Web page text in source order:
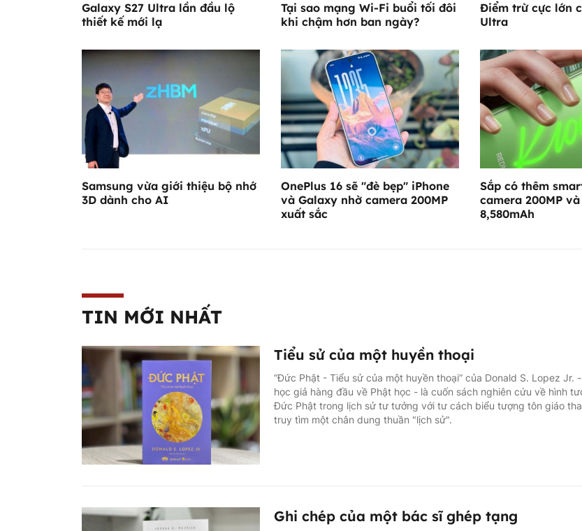
Galaxy S27 Ultra lần đầu lộ
thiết kế mới lạ
Tại sao mạng Wi-Fi buổi tối đôi
khi chậm hơn ban ngày?
Điểm trừ cực lớn
Ultra
Samsung vừa giới thiệu bộ nhớ
3D dành cho AI
OnePlus 16 sẽ "đè bẹp" iPhone
và Galaxy nhờ camera 200MP
xuất sắc
Sắp có thêm
camera 200MP
8,580mAh
TIN MỚI NHẤT
Tiểu sử của một huyền thoại
“Đức Phật - Tiểu sử của một huyền thoại” của Donald S. Lopez Jr.
học giả hàng đầu về Phật học - là cuốn sách nghiên cứu về hình
Đức Phật trong lịch sử tư tưởng với tư cách biểu tượng tôn giáo
truy tìm một chân dung thuần "lịch sử".
Ghi chép của một bác sĩ ghép tạng